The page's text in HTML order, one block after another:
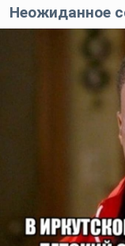
Неожиданное